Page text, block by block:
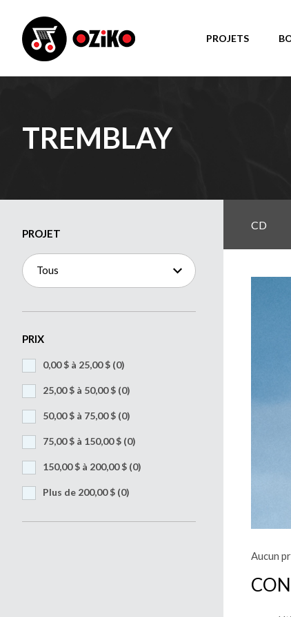
PROJETS
TREMBLAY
PROJET
Tous
PRIX
0,00 $ à 25,00 $ (0)
25,00 $ à 50,00 $ (0)
50,00 $ à 75,00 $ (0)
75,00 $ à 150,00 $ (0)
150,00 $ à 200,00 $ (0)
Plus de 200,00 $ (0)
CD
Aucun